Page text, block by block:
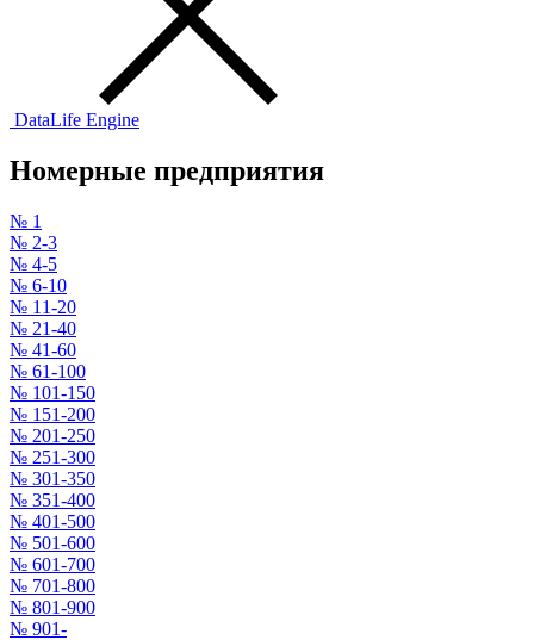
DataLife Engine
Номерные предприятия
№ 1
№ 2-3
№ 4-5
№ 6-10
№ 11-20
№ 21-40
№ 41-60
№ 61-100
№ 101-150
№ 151-200
№ 201-250
№ 251-300
№ 301-350
№ 351-400
№ 401-500
№ 501-600
№ 601-700
№ 701-800
№ 801-900
№ 901-